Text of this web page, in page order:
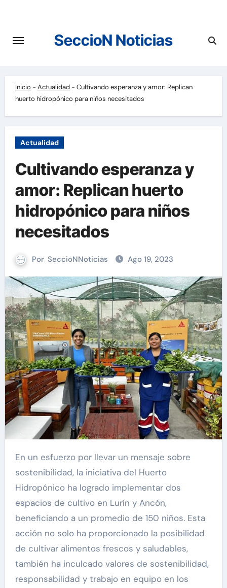
contenido
SeccioN Noticias
Inicio - Actualidad- Cultivando esperanza y amor: Replican
huerto hidropónico para niños necesitados
Actualidad
Cultivando esperanza y
amor: Replican huerto
hidropónico para niños
necesitados
Por SeccioNNoticias Ago 19, 2023
En un esfuerzo por llevar un mensaje sobre
sostenibilidad, la iniciativa del Huerto
Hidropónico ha logrado implementar dos
espacios de cultivo en Lurín y Ancón,
beneficiando a un promedio de 150 niños. Esta
acción no solo ha proporcionado la posibilidad
de cultivar alimentos frescos y saludables,
también ha inculcado valores de sostenibilidad,
responsabilidad y trabajo en equipo en los